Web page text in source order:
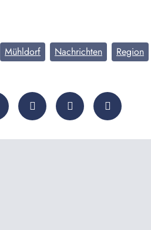
Mühldorf Nachrichten Region